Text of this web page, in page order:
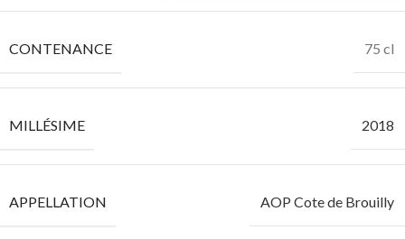
CONTENANCE 75 cl
MILLÉSIME 2018
APPELLATION AOP Cote de Brouilly